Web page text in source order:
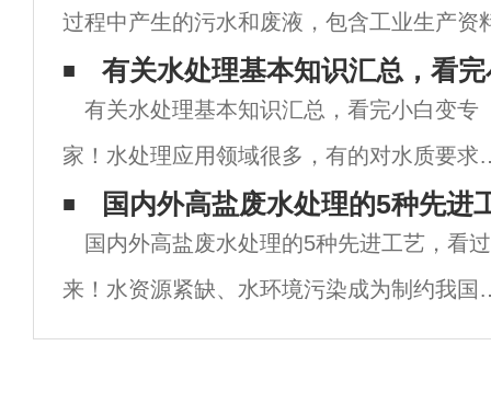
过程中产生的污水和废液，包含工业生产资
副产品和生产过程中产生的污染物。工业污
分复杂，其中往往含有多种有毒物质，对环
有关水处理基本知识汇总，看
有关水处理基本知识汇总，看完小白变专
家！水处理应用领域很多，有的对水质要求
高有的则要求相对不那么严格，进入水处理
业的人越来越多，下面为大家分享一些水处
相关知识，和大家一起学习讨论。一、名词
释篇
国内外高盐废水处理的5种先进
国内外高盐废水处理的5种先进工艺，看过
来！水资源紧缺、水环境污染成为制约我国
济持续发展的重要因素，工业废水处理、工